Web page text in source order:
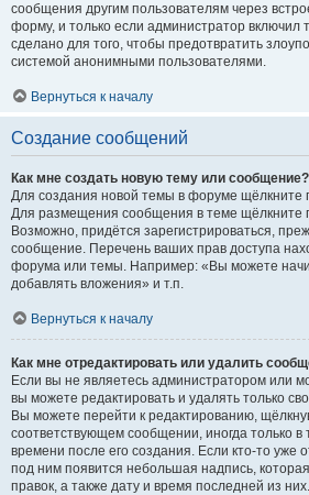
сообщения другим пользователям через
форму, и только если администратор включил
сделано для того, чтобы предотвратить
системой анонимными пользователями.
Вернуться к началу
Создание сообщений
Как мне создать новую тему или сообщение?
Для создания новой темы в форуме щёлкните
Для размещения сообщения в теме щёлкните
Возможно, придётся зарегистрироваться,
сообщение. Перечень ваших прав доступа
форума или темы. Например: «Вы можете
добавлять вложения» и т.п.
Вернуться к началу
Как мне отредактировать или удалить
Если вы не являетесь администратором или
вы можете редактировать и удалять только
Вы можете перейти к редактированию,
соответствующем сообщении, иногда только в
времени после его создания. Если кто-то уже
под ним появится небольшая надпись,
правок, а также дату и время последней из